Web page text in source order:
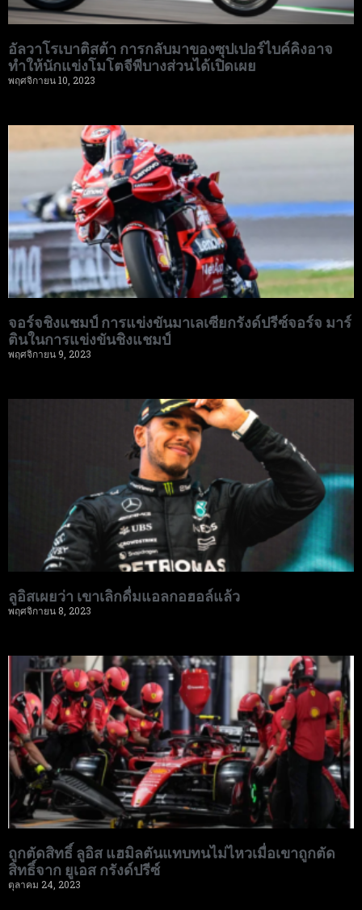
อัลวาโรเบาติสต้า การกลับมาของซุปเปอร์ไบค์คิงอาจ
ทำให้นักแข่งโมโตจีพีบางส่วนได้เปิดเผย
พฤศจิกายน 10, 2023
จอร์จชิงแชมป์ การแข่งขันมาเลเซียกรังด์ปรีซ์จอร์จ มาร์
ตินในการแข่งขันชิงแชมป์
พฤศจิกายน 9, 2023
ลูอิสเผยว่า เขาเลิกดื่มแอลกอฮอล์แล้ว
พฤศจิกายน 8, 2023
ถูกตัดสิทธิ์ ลูอิส แฮมิลตันแทบทนไม่ไหวเมื่อเขาถูกตัด
สิทธิ์จาก ยูเอส กรังด์ปรีซ์
ตุลาคม 24, 2023